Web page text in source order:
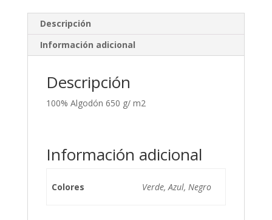
Descripción
Información adicional
Descripción
100% Algodón 650 g/ m2
Información adicional
Colores Verde, Azul, Negro